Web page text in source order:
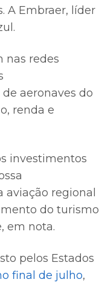
A Embraer, líder
nas redes
aeronaves do
renda e
investimentos
regional
do turismo
em nota.
pelos Estados
final de julho,